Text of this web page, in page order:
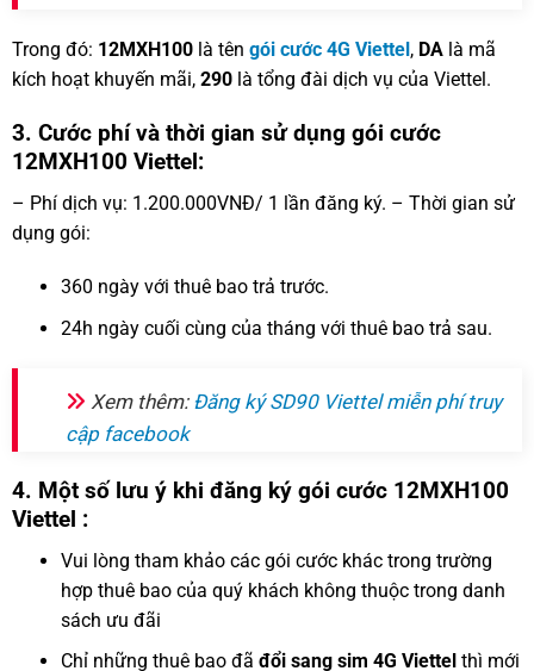
Trong đó: 12MXH100 là tên gói cước 4G Viettel , DA là mã
kích hoạt khuyến mãi, 290 là tổng đài dịch vụ của Viettel.
3. Cước phí và thời gian sử dụng gói cước
12MXH100 Viettel:
– Phí dịch vụ: 1.200.000VNĐ/ 1 lần đăng ký. – Thời gian sử
dụng gói:
360 ngày với thuê bao trả trước.
24h ngày cuối cùng của tháng với thuê bao trả sau.
Xem thêm: Đăng ký SD90 Viettel miễn phí truy
cập facebook
4. Một số lưu ý khi đăng ký gói cước 12MXH100
Viettel :
Vui lòng tham khảo các gói cước khác trong trường
hợp thuê bao của quý khách không thuộc trong danh
sách ưu đãi
Chỉ những thuê bao đã đổi sang sim 4G Viettel thì mới